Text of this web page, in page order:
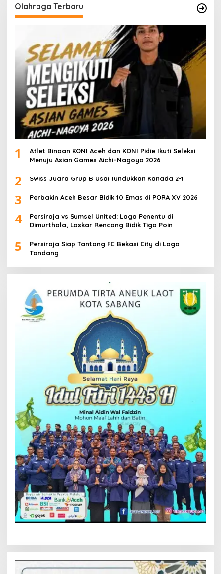
Olahraga Terbaru
1
Atlet Binaan KONI Aceh dan KONI Pidie Ikuti Seleksi
Menuju Asian Games Aichi–Nagoya 2026
2 Swiss Juara Grup B Usai Tundukkan Kanada 2-1
3 Perbakin Aceh Besar Bidik 10 Emas di PORA XV 2026
4
Persiraja vs Sumsel United: Laga Penentu di
Dimurthala, Laskar Rencong Bidik Tiga Poin
5
Persiraja Siap Tantang FC Bekasi City di Laga
Tandang